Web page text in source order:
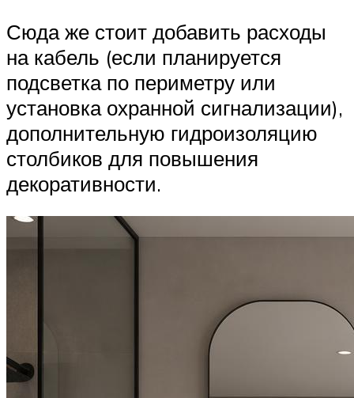
Сюда же стоит добавить расходы
на кабель (если планируется
подсветка по периметру или
установка охранной сигнализации),
дополнительную гидроизоляцию
столбиков для повышения
декоративности.